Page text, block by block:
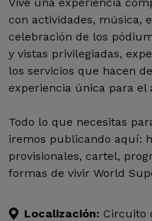
con actividades, música,
celebración de los
y vistas privilegiadas,
los servicios que hacen
experiencia única para el
Todo lo que necesitas
iremos publicando aquí:
provisionales, cartel,
formas de vivir World
Localización: Circuito